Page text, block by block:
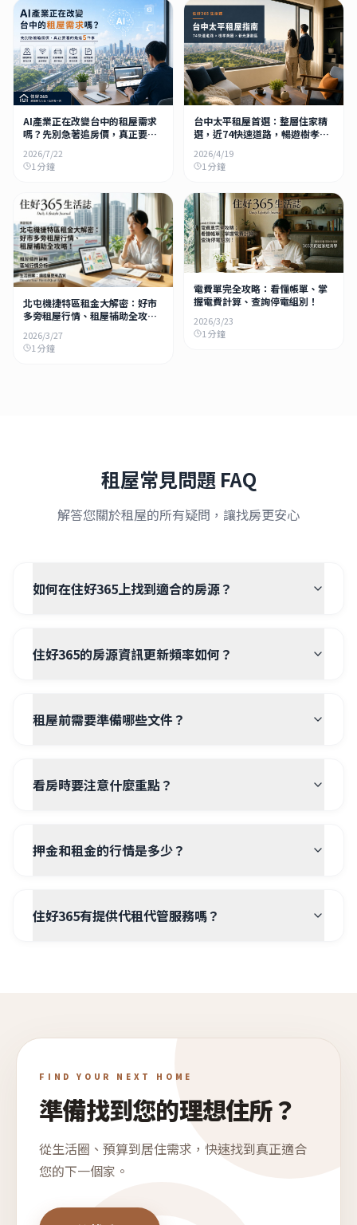
AI產業正在改變台中的租屋需求
嗎？先別急著追房價，真正要看
2026/7/22
1 分鐘
台中太平租屋首選：整層住家精
選，近74快速道路，暢遊樹孝商
2026/4/19
1 分鐘
北屯機捷特區租金大解密：好市
多旁租屋行情、租屋補助全攻
2026/3/27
1 分鐘
電費單完全攻略：看懂帳單、掌
握電費計算、查詢停電組別！
2026/3/23
1 分鐘
租屋常見問題 FAQ
解答您關於租屋的所有疑問，讓找房更安心
如何在住好365上找到適合的房源？
住好365的房源資訊更新頻率如何？
租屋前需要準備哪些文件？
看房時要注意什麼重點？
押金和租金的行情是多少？
住好365有提供代租代管服務嗎？
FIND YOUR NEXT HOME
準備找到您的理想住所？
從生活圈、預算到居住需求，快速找到真正適合
您的下一個家。